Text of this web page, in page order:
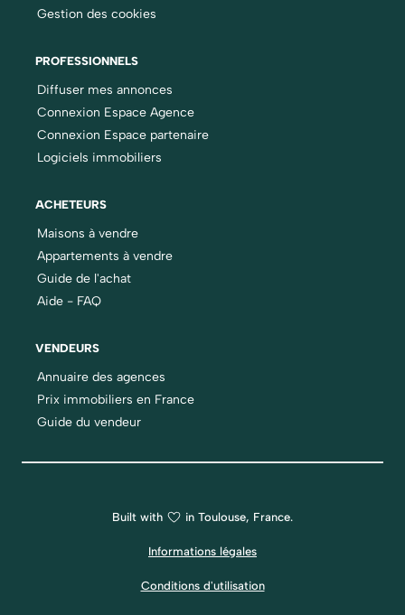
Gestion des cookies
PROFESSIONNELS
Diffuser mes annonces
Connexion Espace Agence
Connexion Espace partenaire
Logiciels immobiliers
ACHETEURS
Maisons à vendre
Appartements à vendre
Guide de l'achat
Aide - FAQ
VENDEURS
Annuaire des agences
Prix immobiliers en France
Guide du vendeur
Built with in Toulouse, France.
Informations légales
Conditions d'utilisation